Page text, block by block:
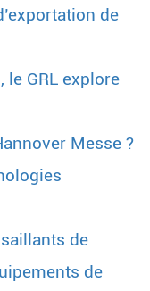
de
le GRL explore
Messe ?
de
de